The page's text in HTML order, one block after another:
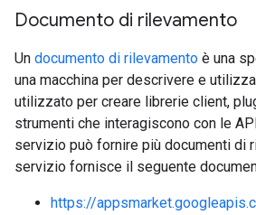
Documento di rilevamento
Un documento di rilevamento è una
una macchina per descrivere e
utilizzato per creare librerie client,
strumenti che interagiscono con le
servizio può fornire più documenti di
servizio fornisce il seguente
https://